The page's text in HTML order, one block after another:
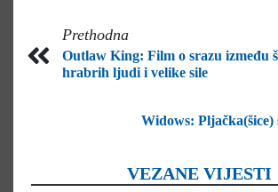
Prethodna
Outlaw King: Film o srazu između
hrabrih ljudi i velike sile
Widows: Pljačka(šice)
VEZANE VIJESTI